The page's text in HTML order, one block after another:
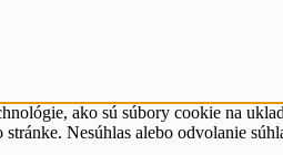
ako sú súbory cookie na
Nesúhlas alebo odvolanie